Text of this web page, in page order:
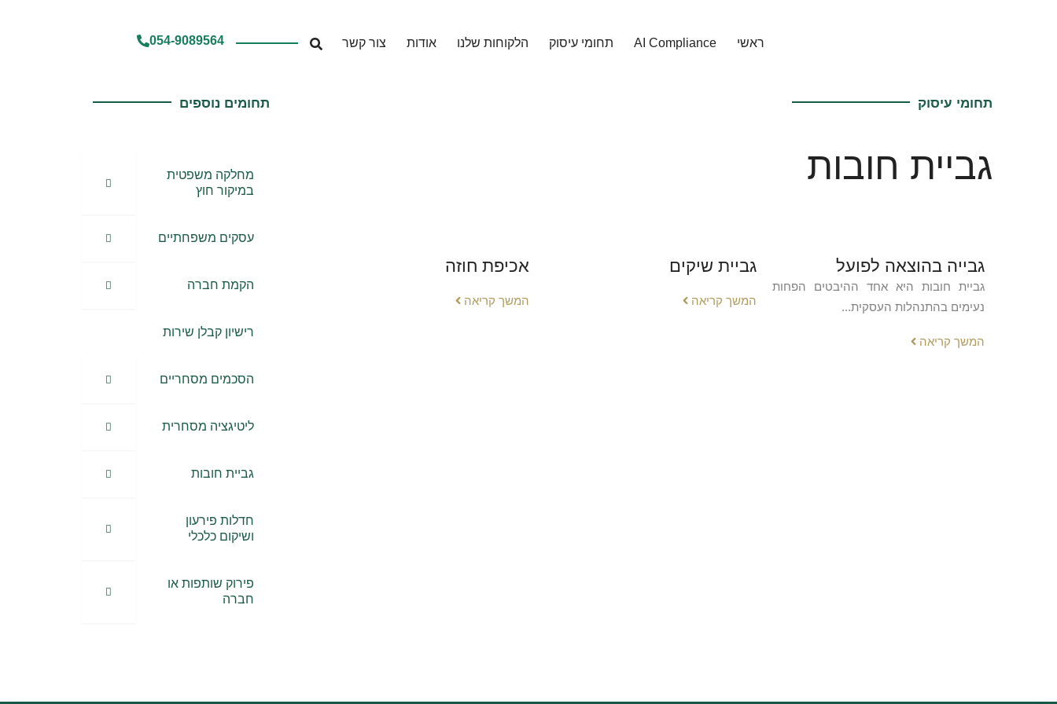
ראשי
AI Compliance תחומי עיסוק הלקוחות שלנו אודות צור קשר 054-9089564
תחומי עיסוק
גביית חובות
גבייה בהוצאה לפועל
גביית חובות היא אחד ההיבטים הפחות
נעימים בהתנהלות העסקית...
המשך קריאה
גביית שיקים
המשך קריאה
אכיפת חוזה
המשך קריאה
תחומים נוספים
מחלקה משפטית
במיקור חוץ
עסקים משפחתיים
הקמת חברה
רישיון קבלן שירות
הסכמים מסחריים
ליטיגציה מסחרית
גביית חובות
חדלות פירעון
ושיקום כלכלי
פירוק שותפות או
חברה